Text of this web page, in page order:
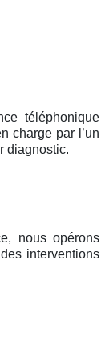
téléphonique
charge par l’un
diagnostic.
nous opérons
interventions